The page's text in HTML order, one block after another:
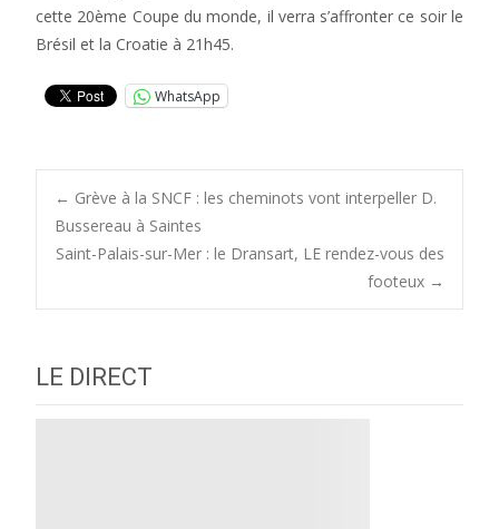
cette 20ème Coupe du monde, il verra s’affronter ce soir le
Brésil et la Croatie à 21h45.
WhatsApp
Post
← Grève à la SNCF : les cheminots vont interpeller D.
Bussereau à Saintes
Saint-Palais-sur-Mer : le Dransart, LE rendez-vous des
footeux →
LE DIRECT